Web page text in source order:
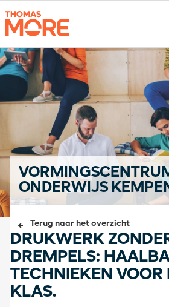
ONDERWIJS
Terug naar het overzicht
DRUKWERK
DREMPELS:
TECHNIEKEN VOOR
KLAS.